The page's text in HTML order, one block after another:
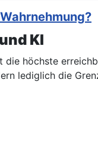
KI
höchste
lediglich die